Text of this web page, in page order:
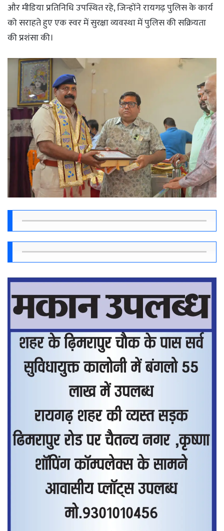
और मीडिया प्रतिनिधि उपस्थित रहे, जिन्होंने रायगढ़ पुलिस के कार्य
को सराहते हुए एक स्वर में सुरक्षा व्यवस्था में पुलिस की सक्रियता
की प्रशंसा की।